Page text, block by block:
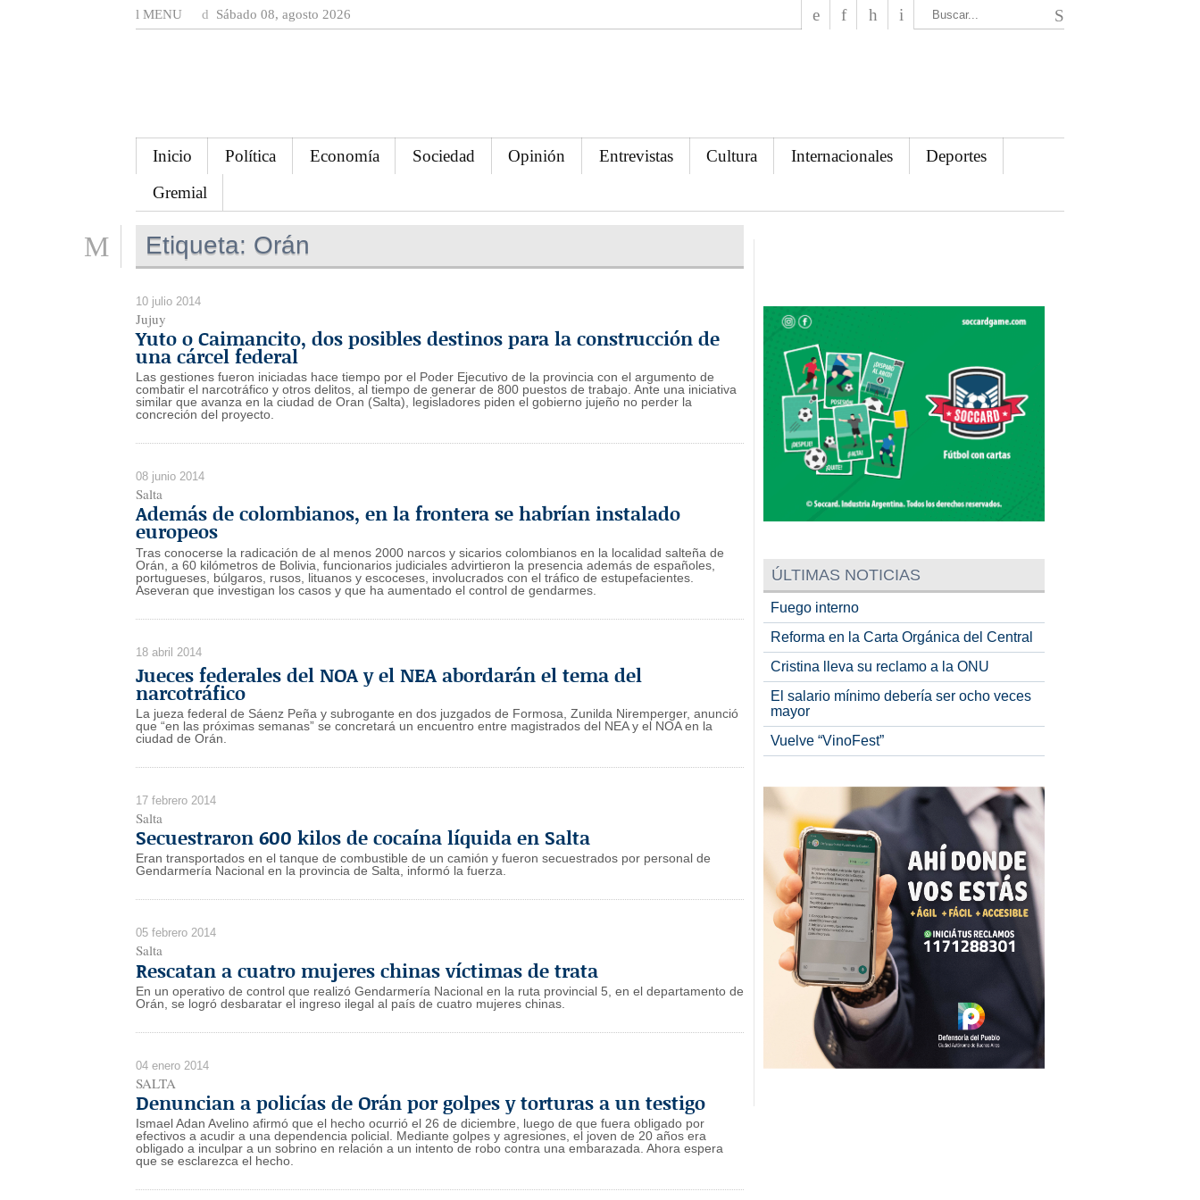
MENU Sábado 08, agosto 2026
Inicio Política Economía Sociedad Opinión Entrevistas Cultura Internacionales
Deportes
Gremial
Etiqueta: Orán
10 julio 2014
Jujuy
Yuto o Caimancito, dos posibles destinos para la construcción de
una cárcel federal
Las gestiones fueron iniciadas hace tiempo por el Poder Ejecutivo de la provincia con el argumento de
combatir el narcotráfico y otros delitos, al tiempo de generar de 800 puestos de trabajo. Ante una iniciativa
similar que avanza en la ciudad de Oran (Salta), legisladores piden el gobierno jujeño no perder la
concreción del proyecto.
08 junio 2014
Salta
Además de colombianos, en la frontera se habrían instalado
europeos
Tras conocerse la radicación de al menos 2000 narcos y sicarios colombianos en la localidad salteña de
Orán, a 60 kilómetros de Bolivia, funcionarios judiciales advirtieron la presencia además de españoles,
portugueses, búlgaros, rusos, lituanos y escoceses, involucrados con el tráfico de estupefacientes.
Aseveran que investigan los casos y que ha aumentado el control de gendarmes.
18 abril 2014
Jueces federales del NOA y el NEA abordarán el tema del
narcotráfico
La jueza federal de Sáenz Peña y subrogante en dos juzgados de Formosa, Zunilda Niremperger, anunció
que “en las próximas semanas” se concretará un encuentro entre magistrados del NEA y el NOA en la
ciudad de Orán.
17 febrero 2014
Salta
Secuestraron 600 kilos de cocaína líquida en Salta
Eran transportados en el tanque de combustible de un camión y fueron secuestrados por personal de
Gendarmería Nacional en la provincia de Salta, informó la fuerza.
05 febrero 2014
Salta
Rescatan a cuatro mujeres chinas víctimas de trata
En un operativo de control que realizó Gendarmería Nacional en la ruta provincial 5, en el departamento de
Orán, se logró desbaratar el ingreso ilegal al país de cuatro mujeres chinas.
04 enero 2014
SALTA
Denuncian a policías de Orán por golpes y torturas a un testigo
Ismael Adan Avelino afirmó que el hecho ocurrió el 26 de diciembre, luego de que fuera obligado por
efectivos a acudir a una dependencia policial. Mediante golpes y agresiones, el joven de 20 años era
obligado a inculpar a un sobrino en relación a un intento de robo contra una embarazada. Ahora espera
que se esclarezca el hecho.
ÚLTIMAS NOTICIAS
Fuego interno
Reforma en la Carta Orgánica del Central
Cristina lleva su reclamo a la ONU
El salario mínimo debería ser ocho veces
mayor
Vuelve “VinoFest”